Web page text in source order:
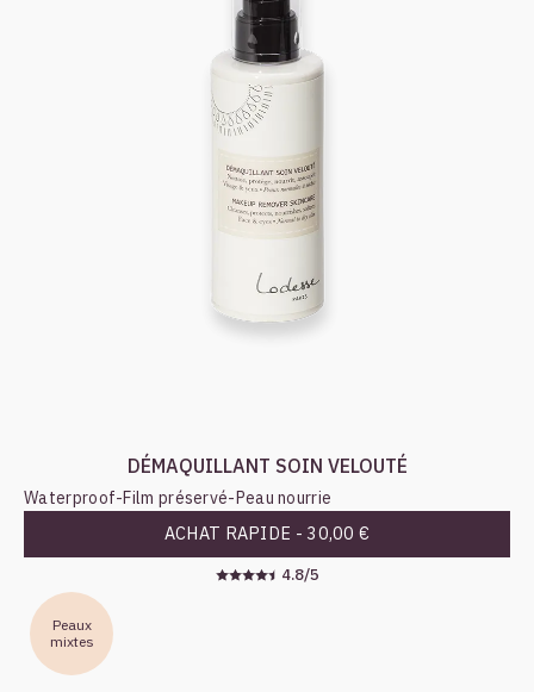
DÉMAQUILLANT SOIN VELOUTÉ
Waterproof-Film préservé-Peau nourrie
ACHAT RAPIDE - 30,00 €
4.8/5
Peaux
mixtes